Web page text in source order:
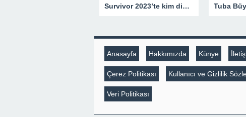
Survivor 2023’te kim diskalifiye oldu? Hangi yarışmacı Survivor’dan gönderildi? – Magazin Haberleri
Anasayfa Hakkımızda Künye
Çerez Politikası Kullanıcı ve Gizlilik
Veri Politikası